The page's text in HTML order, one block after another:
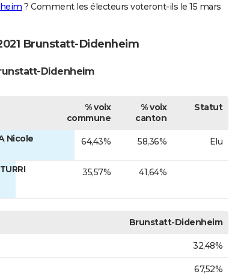
? Comment les électeurs voteront-ils le 15 mars
Brunstatt-Didenheim
Didenheim
% voix
commune
% voix
canton
Statut
Nicole 64,43% 58,36% Elu
35,57% 41,64%
Brunstatt-Didenheim
32,48%
67,52%